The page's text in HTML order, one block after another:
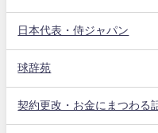
日本代表・侍ジャパン
球辞苑
契約更改・お金にまつわる